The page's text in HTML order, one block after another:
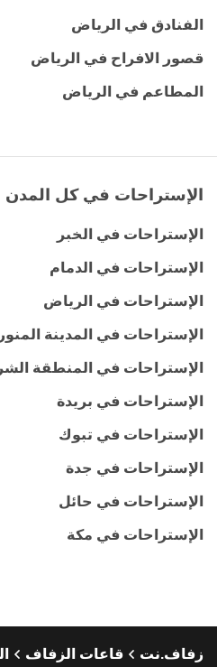
الفنادق في الرياض
قصور الافراح في الرياض
المطاعم في الرياض
الإستراحات في كل المدن
الإستراحات في الخبر
الإستراحات في الدمام
الإستراحات في الرياض
الإستراحات في المدينة
الإستراحات في المنطقة
الإستراحات في بريدة
الإستراحات في تبوك
الإستراحات في جدة
الإستراحات في حائل
الإستراحات في مكة
زفاف.نت قاعات الزفاف